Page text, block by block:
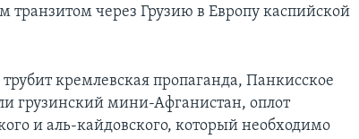
транзитом через Грузию в Европу каспийской
кремлевская пропаганда, Панкисское
грузинский мини-Афганистан, оплот
и аль-кайдовского, который необходимо